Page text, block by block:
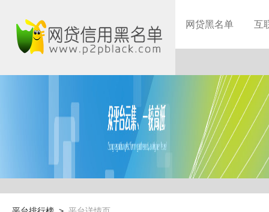
网贷黑名单 互